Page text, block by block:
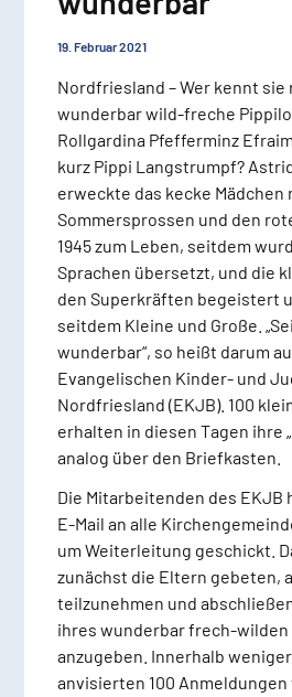
19. Februar 2021
Nordfriesland – Wer kennt sie
wunderbar wild-freche
Rollgardina Pfefferminz
kurz Pippi Langstrumpf?
erweckte das kecke Mädchen
Sommersprossen und den
1945 zum Leben, seitdem
Sprachen übersetzt, und die
den Superkräften begeistert
seitdem Kleine und Große.
wunderbar“, so heißt darum
Evangelischen Kinder- und
Nordfriesland (EKJB). 100
erhalten in diesen Tagen ihre
analog über den Briefkasten.
Die Mitarbeitenden des EKJB
E-Mail an alle
um Weiterleitung geschickt.
zunächst die Eltern gebeten,
teilzunehmen und
ihres wunderbar frech-wilden
anzugeben. Innerhalb
anvisierten 100 Anmeldungen